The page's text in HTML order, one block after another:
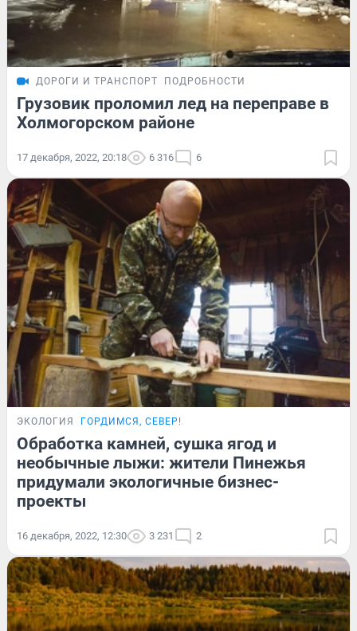
ДОРОГИ И ТРАНСПОРТ ПОДРОБНОСТИ
Грузовик проломил лед на переправе в
Холмогорском районе
17 декабря, 2022, 20:18 6 316 6
ЭКОЛОГИЯ ГОРДИМСЯ, СЕВЕР!
Обработка камней, сушка ягод и
необычные лыжи: жители Пинежья
придумали экологичные бизнес-
проекты
16 декабря, 2022, 12:30 3 231 2